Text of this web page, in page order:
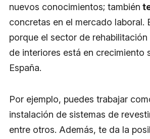
nuevos conocimientos; también
concretas en el mercado laboral.
porque el sector de
de interiores está en crecimiento
España.
Por ejemplo, puedes trabajar
instalación de sistemas de
entre otros. Además, te da la